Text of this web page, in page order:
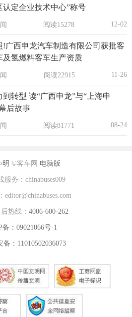
认定企业技术中心”称号
阅读15278 12-02
!广西申龙汽车制造有限公司获批客
及氢燃料客车生产资质
阅读22915 11-26
到转型 读“广西申龙”与“上海申
后故事
阅读81771 08-24
明 ©客车网 电脑版
服务：chinabuses009
editor@chinabuses.com
热线： 4006-600-262
备：09021066号-1
备：11010502036073